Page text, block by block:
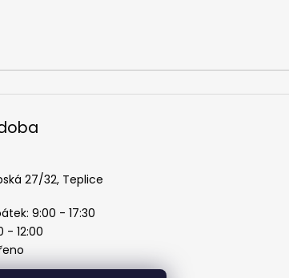
27/32, Teplice
9:00 - 17:30
- 12:00